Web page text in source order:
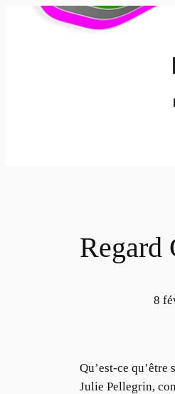
Regard
8
Qu’est-ce
Julie Pellegrin,